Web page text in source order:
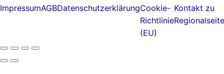
ImpressumAGBDatenschutzerklärungCookie-
Richtlinie
(EU)
Kontakt zu